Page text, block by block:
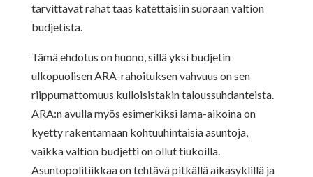
tarvittavat rahat taas katettaisiin suoraan valtion
budjetista.
Tämä ehdotus on huono, sillä yksi budjetin
ulkopuolisen ARA-rahoituksen vahvuus on sen
riippumattomuus kulloisistakin taloussuhdanteista.
ARA:n avulla myös esimerkiksi lama-aikoina on
kyetty rakentamaan kohtuuhintaisia asuntoja,
vaikka valtion budjetti on ollut tiukoilla.
Asuntopolitiikkaa on tehtävä pitkällä aikasyklillä ja